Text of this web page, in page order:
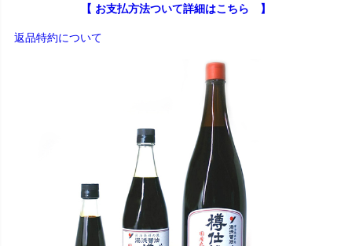
【 お支払方法ついて詳細はこちら 】
返品特約について